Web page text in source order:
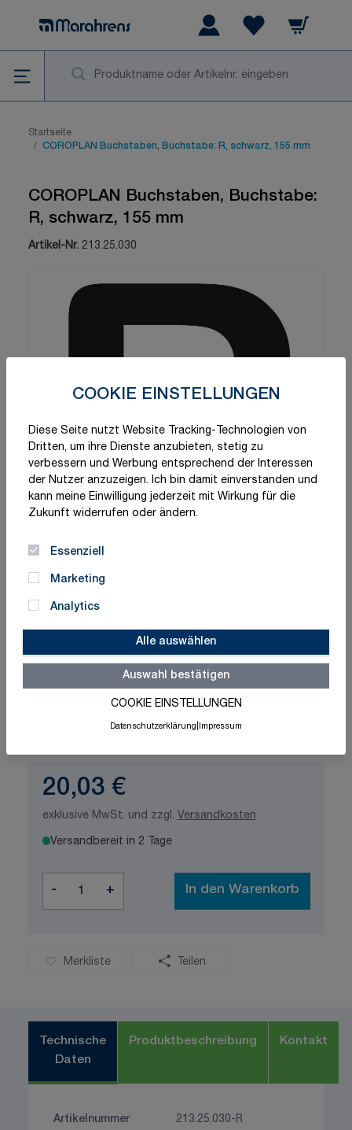
COOKIE EINSTELLUNGEN
Diese Seite nutzt Website Tracking-Technologien von
Dritten, um ihre Dienste anzubieten, stetig zu
verbessern und Werbung entsprechend der Interessen
der Nutzer anzuzeigen. Ich bin damit einverstanden und
kann meine Einwilligung jederzeit mit Wirkung für die
Zukunft widerrufen oder ändern.
Essenziell
Marketing
Analytics
Alle auswählen
Auswahl bestätigen
COOKIE EINSTELLUNGEN
Datenschutzerklärung Impressum
Warenkorb
Startseite
/ COROPLAN Buchstaben, Buchstabe: R, schwarz, 155 mm
COROPLAN Buchstaben, Buchstabe:
R, schwarz, 155 mm
Artikel-Nr. 213.25.030
Schnelle Lieferung
Made in Germany
20,03 €
exklusive MwSt. und zzgl. Versandkosten
Versandbereit in 2 Tage
- + In den Warenkorb
Merkliste Teilen
Technische
Daten
Produktbeschreibung Kontakt
Artikelnummer 213.25.030-R